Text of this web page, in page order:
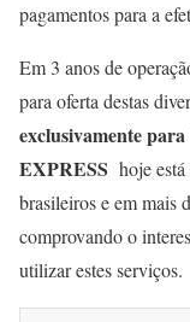
pagamentos para a
Em 3 anos de
para oferta destas
exclusivamente
EXPRESS hoje
brasileiros e em mais
comprovando o
utilizar estes serviços.